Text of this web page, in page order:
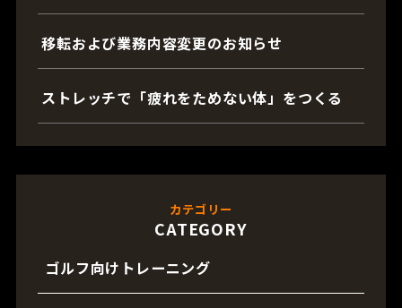
移転および業務内容変更のお知らせ
ストレッチで「疲れをためない体」をつくる
カテゴリー
CATEGORY
ゴルフ向けトレーニング